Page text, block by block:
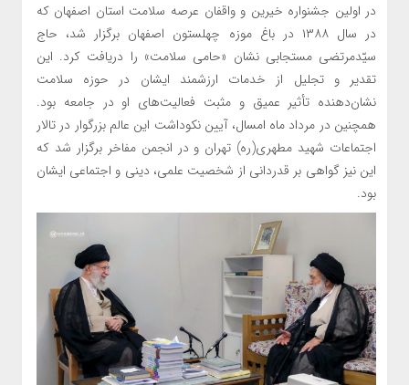
در اولین جشنواره خیرین و واقفان عرصه سلامت استان اصفهان که
در سال ۱۳۸۸ در باغ موزه چهلستون اصفهان برگزار شد، حاج
سیّدمرتضی مستجابی نشان «حامی سلامت» را دریافت کرد. این
تقدیر و تجلیل از خدمات ارزشمند ایشان در حوزه سلامت
نشان‌دهنده تأثیر عمیق و مثبت فعالیت‌های او در جامعه بود.
همچنین در مرداد ماه امسال، آیین نکوداشت این عالم بزرگوار در تالار
اجتماعات شهید مطهری(ره) تهران و در انجمن مفاخر برگزار شد که
این نیز گواهی بر قدردانی از شخصیت علمی، دینی و اجتماعی ایشان
بود.